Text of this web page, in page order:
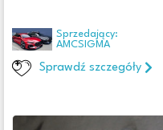
Sprzedający:
AMCSIGMA
Sprawdź szczegóły